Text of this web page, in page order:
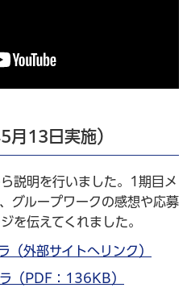
月13日実施）
説明を行いました。1期目メ
グループワークの感想や応募
を伝えてくれました。
（外部サイトへリンク）
（PDF：136KB）